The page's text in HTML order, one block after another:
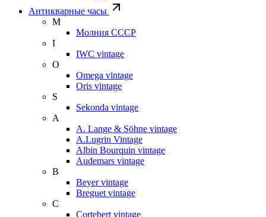
Антикварные часы
М
Молния СССР
I
IWC vintage
O
Omega vintage
Oris vintage
S
Sekonda vintage
A
A. Lange & Söhne vintage
A.Lugrin Vintage
Albin Bourquin vintage
Audemars vintage
B
Beyer vintage
Breguet vintage
C
Cortebert vintage